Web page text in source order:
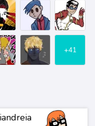
+41